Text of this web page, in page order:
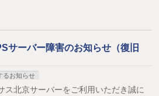
サーバー障害のお知らせ（復旧
るお知らせ
ス北京サーバーをご利用いただき誠に